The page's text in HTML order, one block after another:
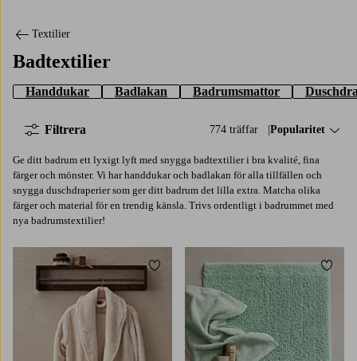
Textilier
Badtextilier
Handdukar Badlakan Badrumsmattor
774 träffar Sortera på:
Popularitet
Filtrera
Ge ditt badrum ett lyxigt lyft med snygga badtextilier i bra kvalité, fina
färger och mönster. Vi har handdukar och badlakan för alla tillfällen och
snygga duschdraperier som ger ditt badrum det lilla extra. Matcha olika
färger och material för en trendig känsla. Trivs ordentligt i badrummet med
nya badrumstextilier!
Lägg till i favoriter
46/4850/52 50X80 80X120